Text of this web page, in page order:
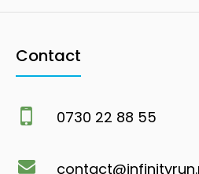
Contact
0730 22 88 55